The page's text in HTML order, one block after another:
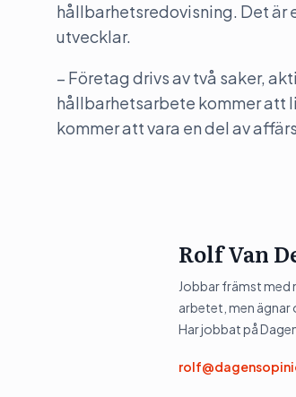
hållbarhetsredovisning. Det är
utvecklar.
– Företag drivs av två saker,
hållbarhetsarbete kommer att
kommer att vara en del av
Rolf Van
Jobbar främst
arbetet, men ägnar
Har jobbat på